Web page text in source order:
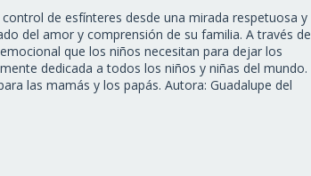
de esfínteres desde una mirada respetuosa y
del amor y comprensión de su familia. A través de
que los niños necesitan para dejar los
dedicada a todos los niños y niñas del mundo.
las mamás y los papás. Autora: Guadalupe del